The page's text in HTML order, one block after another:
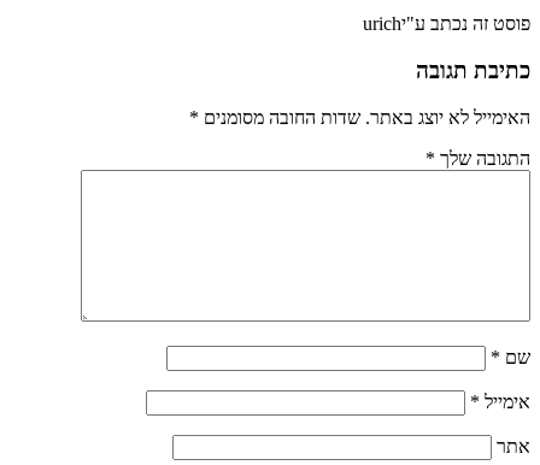
פוסט זה נכתב ע"יurich
כתיבת תגובה
האימייל לא יוצג באתר. שדות החובה מסומנים *
התגובה שלך *
שם *
אימייל *
אתר